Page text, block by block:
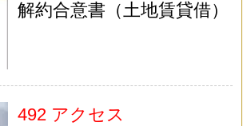
解約合意書（土地賃貸借）
492 アクセス